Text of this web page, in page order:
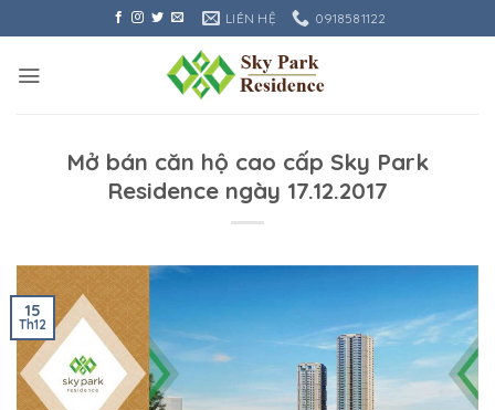
qua
dung
LIÊN HỆ 0918581122
Mở bán căn hộ cao cấp Sky Park
Residence ngày 17.12.2017
15
Th12